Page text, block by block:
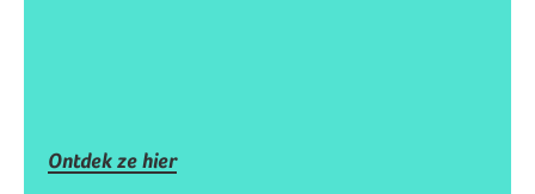
Ontdek ze hier